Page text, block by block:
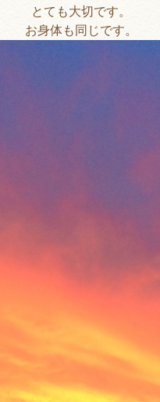
とても大切です。
お身体も同じです。